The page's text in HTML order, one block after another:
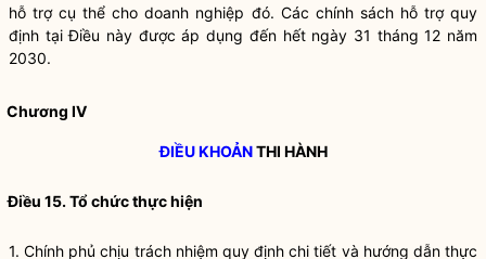
hỗ trợ cụ thể cho doanh nghiệp đó. Các chính sách hỗ trợ quy
định tại Điều này được áp dụng đến hết ngày 31 tháng 12 năm
2030.
Chương IV
ĐIỀU KHOẢNTHI HÀNH
Điều 15. Tổ chức thực hiện
1. Chính phủ chịu trách nhiệm quy định chi tiết và hướng dẫn thực